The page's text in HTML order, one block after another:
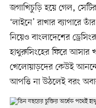
জগাখিচুড়ি হয়ে গেল,
‘লাইনে’ রাখার ব্যাপারে
নিয়েও বাংলাদেশের
হাথুরুসিংহের ফিরে আসার
খেলোয়াড়দের কেউই
আপত্তি না উঠলেই বরং